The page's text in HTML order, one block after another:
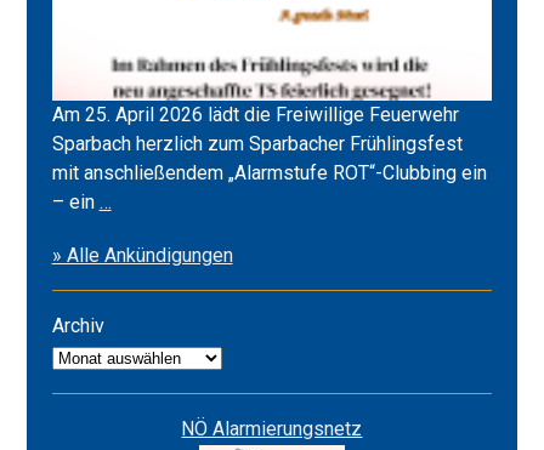
Am 25. April 2026 lädt die Freiwillige Feuerwehr
Sparbach herzlich zum Sparbacher Frühlingsfest
mit anschließendem „Alarmstufe ROT“-Clubbing ein
– ein …
&
Alarmstufe
» Alle Ankündigungen
Archiv
Archiv
NÖ Alarmierungsnetz